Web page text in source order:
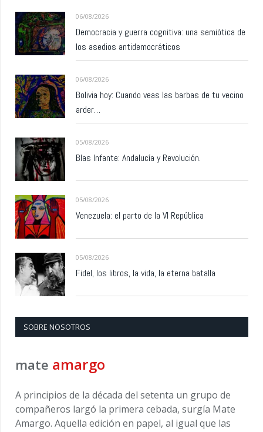
06/08/2026
Democracia y guerra cognitiva: una semiótica de
los asedios antidemocráticos
06/08/2026
Bolivia hoy: Cuando veas las barbas de tu vecino
arder…
05/08/2026
Blas Infante: Andalucía y Revolución.
05/08/2026
Venezuela: el parto de la VI República
05/08/2026
Fidel, los libros, la vida, la eterna batalla
SOBRE NOSOTROS
mate amargo
A principios de la década del setenta un grupo de
compañeros largó la primera cebada, surgía Mate
Amargo. Aquella edición en papel, al igual que las